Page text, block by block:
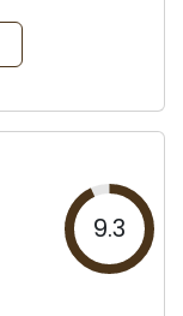
9.3